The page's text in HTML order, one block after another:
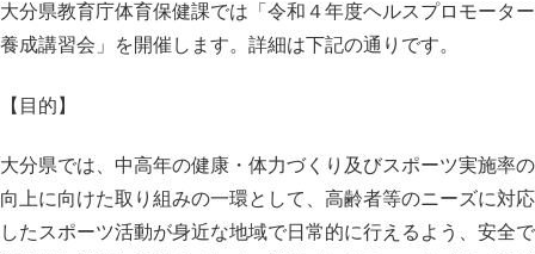
大分県教育庁体育保健課では「令和４年度ヘルスプロモーター
養成講習会」を開催します。詳細は下記の通りです。
【目的】
大分県では、中高年の健康・体力づくり及びスポーツ実施率の
向上に向けた取り組みの一環として、高齢者等のニーズに対応
したスポーツ活動が身近な地域で日常的に行えるよう、安全で